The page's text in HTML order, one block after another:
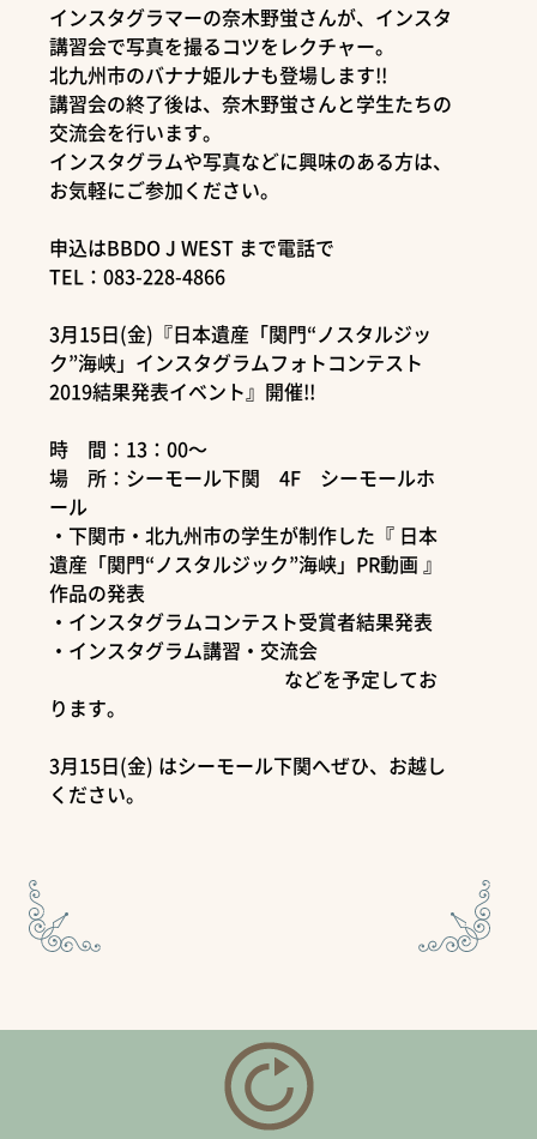
インスタグラマーの奈木野蛍さんが、インスタ
講習会で写真を撮るコツをレクチャー。
北九州市のバナナ姫ルナも登場します!!
講習会の終了後は、奈木野蛍さんと学生たちの
交流会を行います。
インスタグラムや写真などに興味のある方は、
お気軽にご参加ください。
申込はBBDO J WEST まで電話で
TEL：083-228-4866
3月15日(金)『日本遺産「関門“ノスタルジッ
ク”海峡」インスタグラムフォトコンテスト
2019結果発表イベント』開催!!
時 間：13：00～
場 所：シーモール下関 4F シーモールホ
ール
・下関市・北九州市の学生が制作した『 日本
遺産「関門“ノスタルジック”海峡」PR動画 』
作品の発表
・インスタグラムコンテスト受賞者結果発表
・インスタグラム講習・交流会
などを予定してお
ります。
3月15日(金) はシーモール下関へぜひ、お越し
ください。